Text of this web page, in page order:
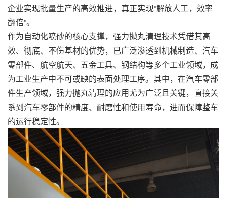
企业实现批量生产的高效推进，真正实现“解放人工，效率
翻倍”。
作为自动化喷砂的核心支撑，强力抛丸清理技术凭借其高
效、彻底、不伤基材的优势，已广泛渗透到机械制造、汽车
零部件、航空航天、五金工具、钢结构等多个工业领域，成
为工业生产中不可或缺的表面处理工序。其中，在汽车零部
件生产领域，强力抛丸清理的应用尤为广泛且关键，直接关
系到汽车零部件的精度、耐磨性和使用寿命，进而保障整车
的运行稳定性。